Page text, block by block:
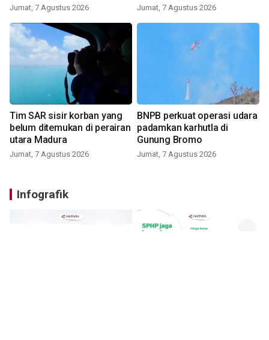
Jumat, 7 Agustus 2026 Jumat, 7 Agustus 2026
Tim SAR sisir korban yang
belum ditemukan di perairan
utara Madura
Jumat, 7 Agustus 2026
BNPB perkuat operasi udara
padamkan karhutla di
Gunung Bromo
Jumat, 7 Agustus 2026
Infografik